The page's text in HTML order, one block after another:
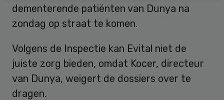
dementerende patiënten van Dunya na
zondag op straat te komen.
Volgens de Inspectie kan Evital niet de
juiste zorg bieden, omdat Kocer, directeur
van Dunya, weigert de dossiers over te
dragen.